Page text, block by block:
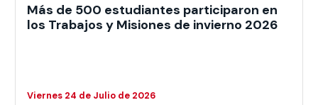
Más de 500 estudiantes participaron en
los Trabajos y Misiones de invierno 2026
Viernes 24 de Julio de 2026